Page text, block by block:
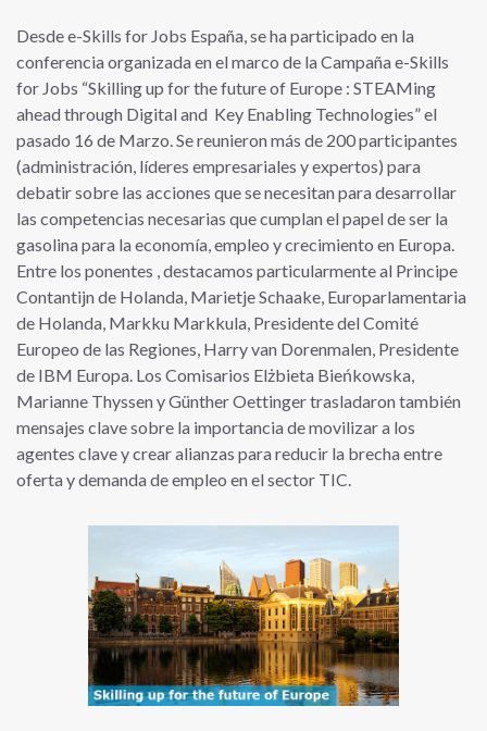
Desde e-Skills for Jobs España, se ha participado en la
conferencia organizada en el marco de la Campaña e-Skills
for Jobs “Skilling up for the future of Europe : STEAMing
ahead through Digital and Key Enabling Technologies” el
pasado 16 de Marzo. Se reunieron más de 200 participantes
(administración, líderes empresariales y expertos) para
debatir sobre las acciones que se necesitan para desarrollar
las competencias necesarias que cumplan el papel de ser la
gasolina para la economía, empleo y crecimiento en Europa.
Entre los ponentes , destacamos particularmente al Principe
Contantijn de Holanda, Marietje Schaake, Europarlamentaria
de Holanda, Markku Markkula, Presidente del Comité
Europeo de las Regiones, Harry van Dorenmalen, Presidente
de IBM Europa. Los Comisarios Elżbieta Bieńkowska,
Marianne Thyssen y Günther Oettinger trasladaron también
mensajes clave sobre la importancia de movilizar a los
agentes clave y crear alianzas para reducir la brecha entre
oferta y demanda de empleo en el sector TIC.